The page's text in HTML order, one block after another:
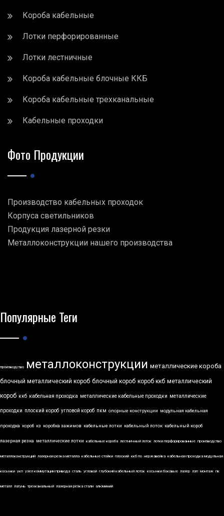
Короба кабельные
Лотки перфорированные
Лотки лестничные
Короба кабельные блочные ККБ
Короба кабельные трехканальные
Кабельные проходки
Фото Продукции
Производство кабельных проходок
Корпуса светильников
Продукция лазерной резки
Металлоконструкции нашего производства
Популярные Теги
производство металлоконструкции металлические короба
блочный металлический короб блочный короб короб ккб металлический
короб ккб кабельная проходка металлические кабельные проходки металлические
проходки плоский короб угловой короб пкм опорные конструкции модульная кабельная
проходка короб кз коробка зажимов кабельные лотки кабельный лоток кабельный короб
лазерная резка металлические лотки кабельные короба лестничный лоток лотки перфорированные производство
металлоконструкций лазерная резка металла кабельные стойки плоский ккб по нержавейка кабельная проходка модульная
косынки укп узел коммутации привода сталь угловой глубокий кабельный лоток косынки боковые лазер лэп монтаж пк
металл латунь трехканальный лазерная резка стали алюминий